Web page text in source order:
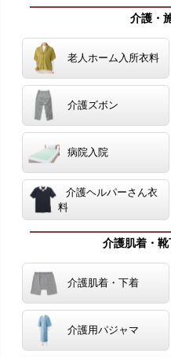
介護・
老人ホーム入所衣料
介護ズボン
病院入院
介護ヘルパーさん衣
料
介護肌着・
介護肌着・下着
介護用パジャマ